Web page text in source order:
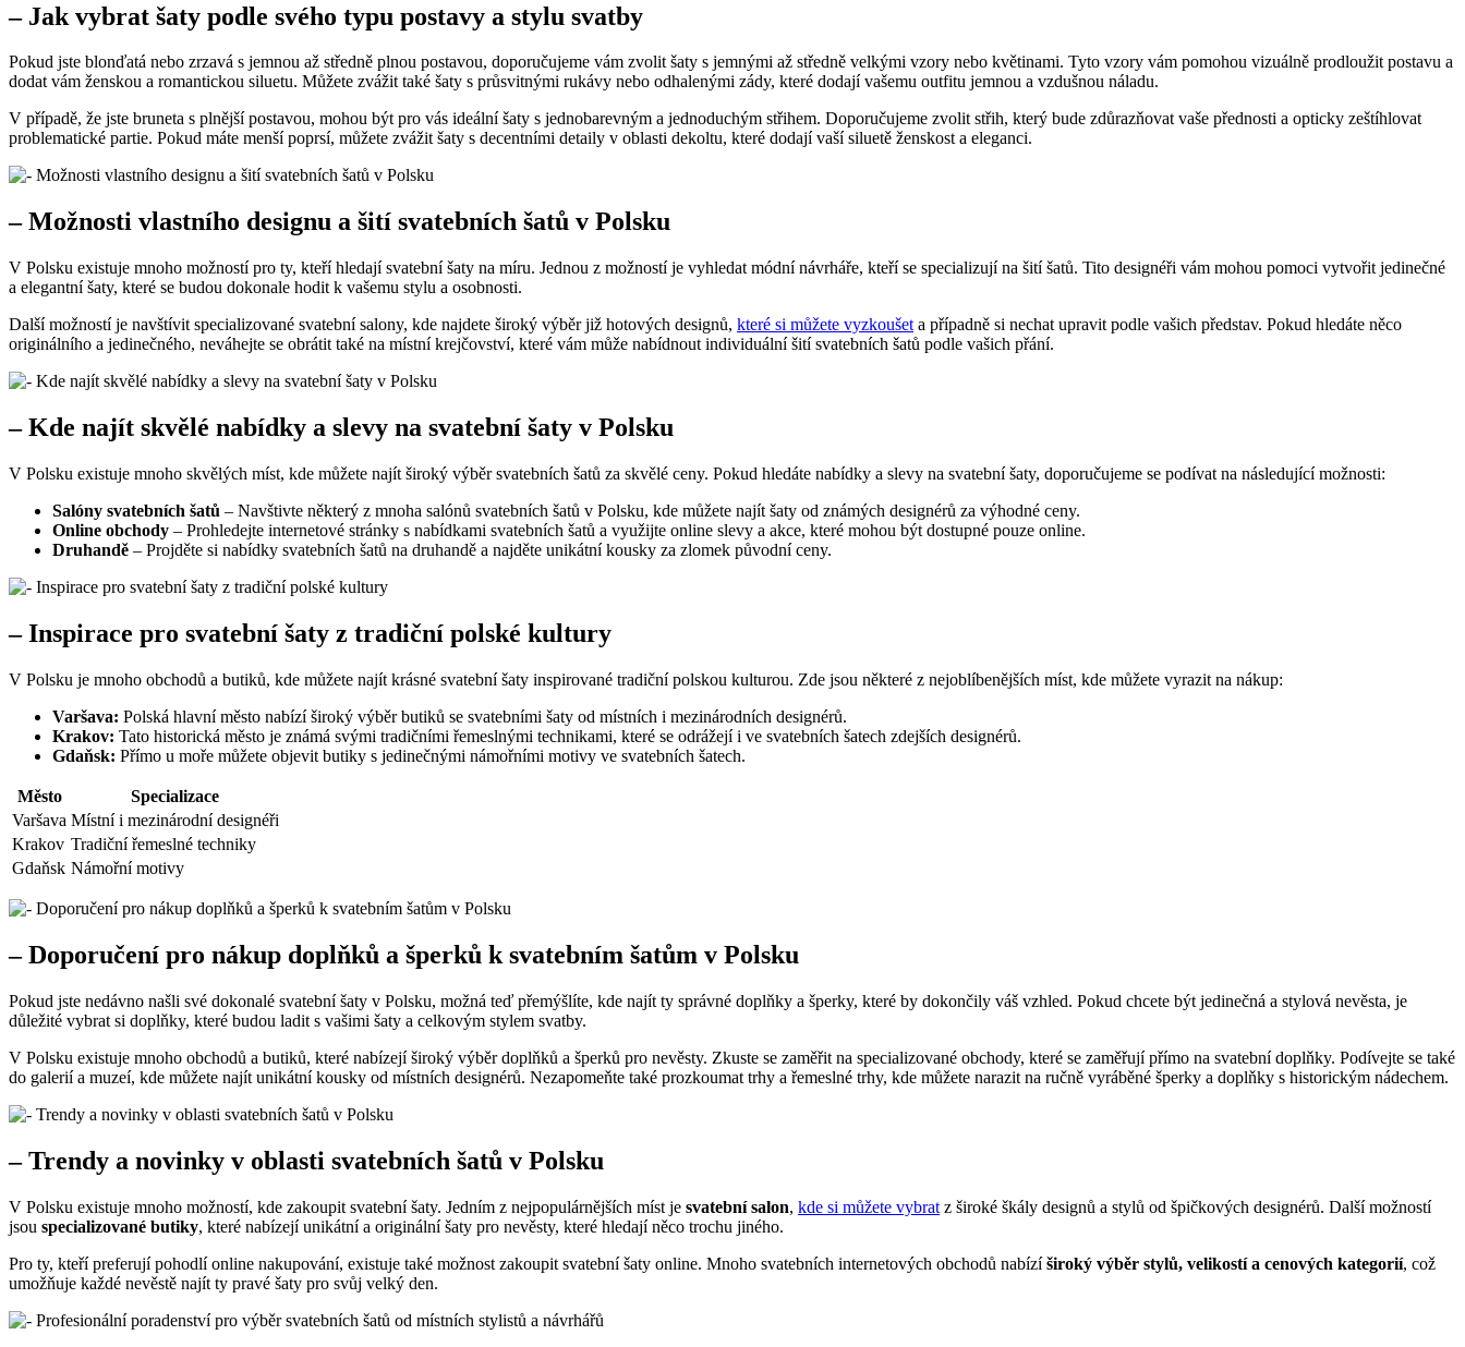
– Jak vybrat šaty podle svého typu postavy a stylu svatby
Pokud jste blonďatá nebo zrzavá s jemnou až středně plnou postavou, doporučujeme vám zvolit šaty s jemnými až středně velkými vzory nebo květinami. Tyto vzory vám pomohou vizuálně prodloužit postavu a
dodat vám ženskou a romantickou siluetu. Můžete zvážit také šaty s průsvitnými rukávy nebo odhalenými zády, které dodají vašemu outfitu jemnou a vzdušnou náladu.
V případě, že jste bruneta s plnější postavou, mohou být pro vás ideální šaty s jednobarevným a jednoduchým střihem. Doporučujeme zvolit střih, který bude zdůrazňovat vaše přednosti a opticky zeštíhlovat
problematické partie. Pokud máte menší poprsí, můžete zvážit šaty s decentními detaily v oblasti dekoltu, které dodají vaší siluetě ženskost a eleganci.
– Možnosti vlastního designu a šití svatebních šatů v Polsku
V Polsku existuje mnoho možností pro ty, kteří hledají svatební šaty na míru. Jednou z možností je vyhledat módní návrháře, kteří se specializují na šití šatů. Tito designéři vám mohou pomoci vytvořit jedinečné
a elegantní šaty, které se budou dokonale hodit k vašemu stylu a osobnosti.
Další možností je navštívit specializované svatební salony, kde najdete široký výběr již hotových designů, které si můžete vyzkoušet a případně si nechat upravit podle vašich představ. Pokud hledáte něco
originálního a jedinečného, neváhejte se obrátit také na místní krejčovství, které vám může nabídnout individuální šití svatebních šatů podle vašich přání.
– Kde najít skvělé nabídky a slevy na svatební šaty v Polsku
V Polsku existuje mnoho skvělých míst, kde můžete najít široký výběr svatebních šatů za skvělé ceny. Pokud hledáte nabídky a slevy na svatební šaty, doporučujeme se podívat na následující možnosti:
Salóny svatebních šatů – Navštivte některý z mnoha salónů svatebních šatů v Polsku, kde můžete najít šaty od známých designérů za výhodné ceny.
Online obchody – Prohledejte internetové stránky s nabídkami svatebních šatů a využijte online slevy a akce, které mohou být dostupné pouze online.
Druhandě – Projděte si nabídky svatebních šatů na druhandě a najděte unikátní kousky za zlomek původní ceny.
– Inspirace pro svatební šaty z tradiční polské kultury
V Polsku je mnoho obchodů a butiků, kde můžete najít krásné svatební šaty inspirované tradiční polskou kulturou. Zde jsou některé z nejoblíbenějších míst, kde můžete vyrazit na nákup:
Varšava: Polská hlavní město nabízí široký výběr butiků se svatebními šaty od místních i mezinárodních designérů.
Krakov: Tato historická město je známá svými tradičními řemeslnými technikami, které se odrážejí i ve svatebních šatech zdejších designérů.
Gdaňsk: Přímo u moře můžete objevit butiky s jedinečnými námořními motivy ve svatebních šatech.
Město
Specializace
Varšava Místní i mezinárodní designéři
Krakov Tradiční řemeslné techniky
Gdaňsk Námořní motivy
– Doporučení pro nákup doplňků a šperků k svatebním šatům v Polsku
Pokud jste nedávno našli své dokonalé svatební šaty v Polsku, možná teď přemýšlíte, kde najít ty správné doplňky a šperky, které by dokončily váš vzhled. Pokud chcete být jedinečná a stylová nevěsta, je
důležité vybrat si doplňky, které budou ladit s vašimi šaty a celkovým stylem svatby.
V Polsku existuje mnoho obchodů a butiků, které nabízejí široký výběr doplňků a šperků pro nevěsty. Zkuste se zaměřit na specializované obchody, které se zaměřují přímo na svatební doplňky. Podívejte se také
do galerií a muzeí, kde můžete najít unikátní kousky od místních designérů. Nezapomeňte také prozkoumat trhy a řemeslné trhy, kde můžete narazit na ručně vyráběné šperky a doplňky s historickým nádechem.
– Trendy a novinky v oblasti svatebních šatů v Polsku
V Polsku existuje mnoho možností, kde zakoupit svatební šaty. Jedním z nejpopulárnějších míst je svatební salon, kde si můžete vybrat z široké škály designů a stylů od špičkových designérů. Další možností
jsou specializované butiky, které nabízejí unikátní a originální šaty pro nevěsty, které hledají něco trochu jiného.
Pro ty, kteří preferují pohodlí online nakupování, existuje také možnost zakoupit svatební šaty online. Mnoho svatebních internetových obchodů nabízíširoký výběr stylů, velikostí a cenových kategorií, což
umožňuje každé nevěstě najít ty pravé šaty pro svůj velký den.